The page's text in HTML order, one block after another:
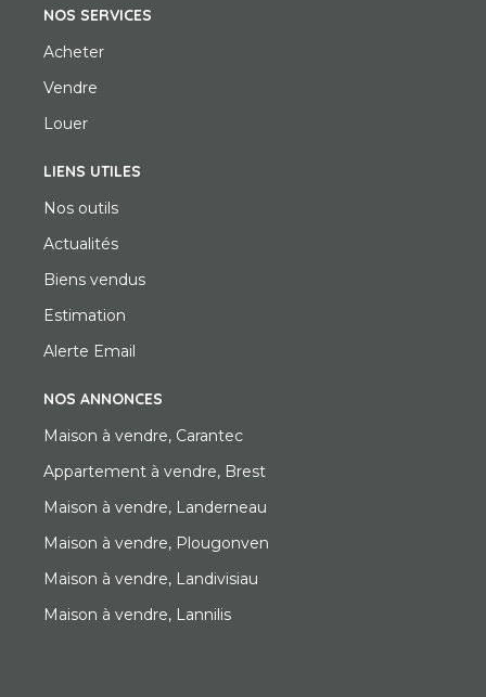
NOS SERVICES
Acheter
Vendre
Louer
LIENS UTILES
Nos outils
Actualités
Biens vendus
Estimation
Alerte Email
NOS ANNONCES
Maison à vendre, Carantec
Appartement à vendre, Brest
Maison à vendre, Landerneau
Maison à vendre, Plougonven
Maison à vendre, Landivisiau
Maison à vendre, Lannilis